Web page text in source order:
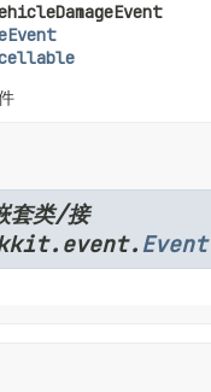
套类/接
Event